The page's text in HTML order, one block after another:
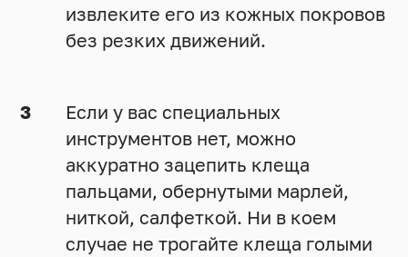
извлеките его из кожных покровов
без резких движений.
Если у вас специальных
инструментов нет, можно
аккуратно зацепить клеща
пальцами, обернутыми марлей,
ниткой, салфеткой. Ни в коем
случае не трогайте клеща голыми